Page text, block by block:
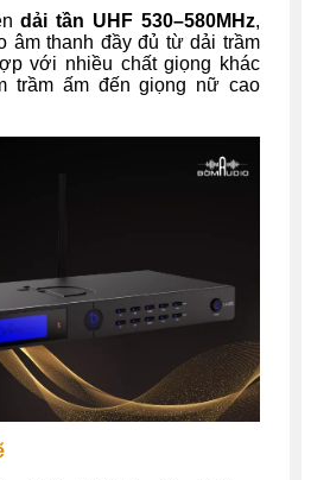
dải tần UHF 530–580MHz,
âm thanh đầy đủ từ dải trầm
với nhiều chất giọng khác
trầm ấm đến giọng nữ cao